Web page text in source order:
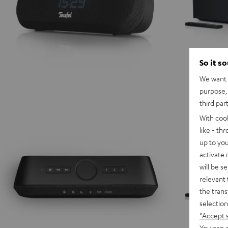
So it
We
third
With
like -
up to
activate
will be
relevant
the
"Accept